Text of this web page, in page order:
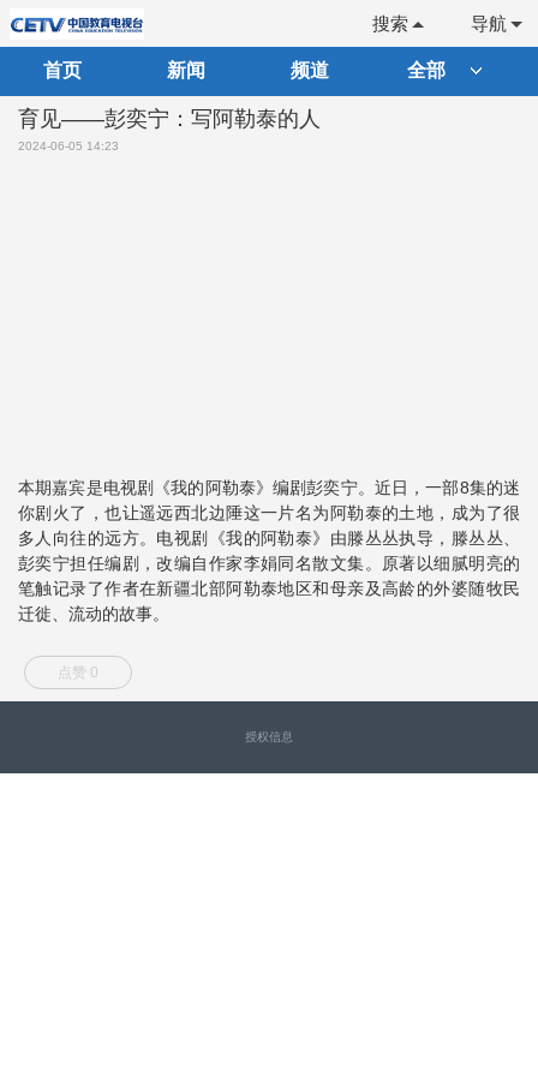
导航
搜索
首页 新闻 频道 全部
育见——彭奕宁：写阿勒泰的人
2024-06-05 14:23
本期嘉宾是电视剧《我的阿勒泰》编剧彭奕宁。近日，一部8集的迷
你剧火了，也让遥远西北边陲这一片名为阿勒泰的土地，成为了很
多人向往的远方。电视剧《我的阿勒泰》由滕丛丛执导，滕丛丛、
彭奕宁担任编剧，改编自作家李娟同名散文集。原著以细腻明亮的
笔触记录了作者在新疆北部阿勒泰地区和母亲及高龄的外婆随牧民
迁徙、流动的故事。
点赞 0
授权信息